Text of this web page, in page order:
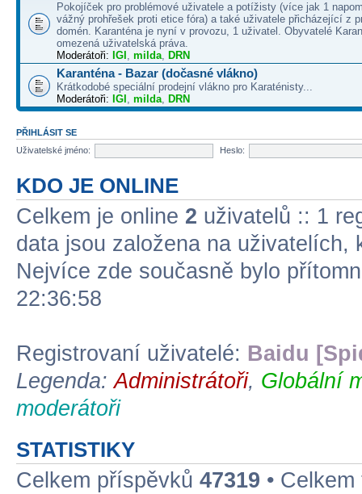
Pokojíček pro problémové uživatele a potížisty (více jak 1
vážný prohřešek proti etice fóra) a také uživatele přicházející z
domén. Karanténa je nyní v provozu, 1 uživatel. Obyvatelé
omezená uživatelská práva.
Moderátoři: IGI , milda, DRN
Karanténa - Bazar (dočasné vlákno)
Krátkodobé speciální prodejní vlákno pro Karaténisty...
Moderátoři: IGI , milda, DRN
PŘIHLÁSIT SE
Uživatelské jméno:
Heslo:
KDO JE ONLINE
Celkem je online 2 uživatelů :: 1
data jsou založena na
Nejvíce zde současně bylo
22:36:58
Registrovaní uživatelé: Baidu
Legenda:Administrátoři, Globální
moderátoři
STATISTIKY
Celkem příspěvků 47319 •